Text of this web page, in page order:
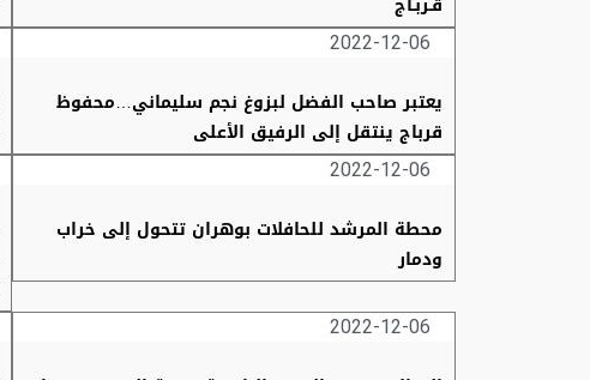
2022-12-06
يعتبر صاحب الفضل لبزوغ نجم سليماني…محفوظ
قرباج ينتقل إلى الرفيق الأعلى
2022-12-06
محطة المرشد للحافلات بوهران تتحول إلى خراب
ودمار
2022-12-06